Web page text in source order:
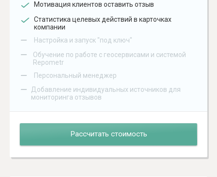
Мотивация клиентов оставить отзыв
Статистика целевых действий в карточках
компании
– Настройка и запуск "под ключ"
–
Обучение по работе с геосервисами и системой
Repometr
– Персональный менеджер
–
Добавление индивидуальных источников для
мониторинга отзывов
Рассчитать стоимость